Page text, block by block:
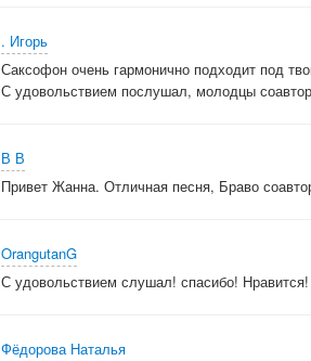
. Игорь
Саксофон очень гармонично подходит под
С удовольствием послушал, молодцы
В В
Привет Жанна. Отличная песня, Браво
OrangutanG
С удовольствием слушал! спасибо!
Фёдорова Наталья